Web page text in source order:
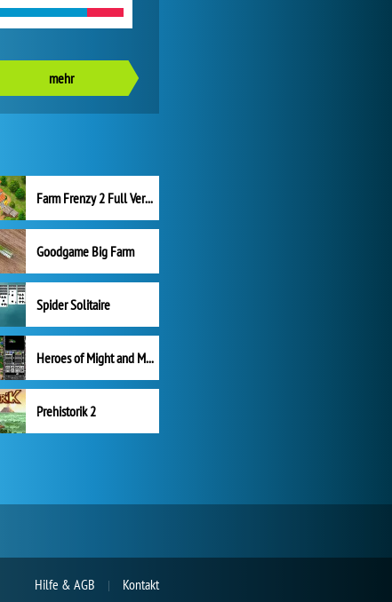
mehr
Farm Frenzy 2 Full Version
Goodgame Big Farm
Spider Solitaire
Heroes of Might and Magic II
Prehistorik 2
Hilfe & AGB Kontakt